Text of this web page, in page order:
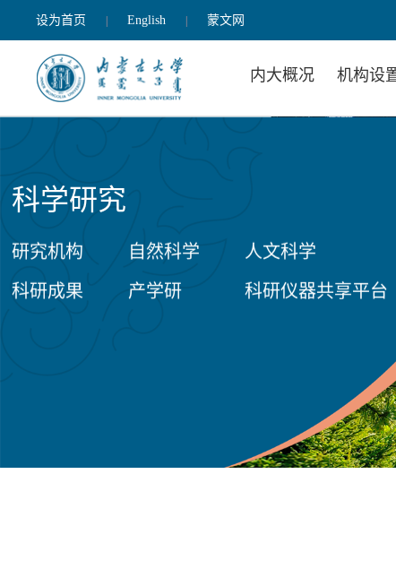
设为首页 | English | 蒙文网
内大概况 机构设
科学研究
研究机构 自然科学
人文科学
科研成果
产学研 科研仪器共享平台